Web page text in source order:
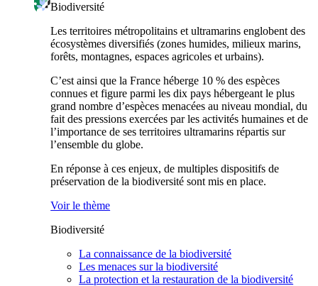
Biodiversité
Les territoires métropolitains et ultramarins englobent des
écosystèmes diversifiés (zones humides, milieux marins,
forêts, montagnes, espaces agricoles et urbains).
C’est ainsi que la France héberge 10 % des espèces
connues et figure parmi les dix pays hébergeant le plus
grand nombre d’espèces menacées au niveau mondial, du
fait des pressions exercées par les activités humaines et de
l’importance de ses territoires ultramarins répartis sur
l’ensemble du globe.
En réponse à ces enjeux, de multiples dispositifs de
préservation de la biodiversité sont mis en place.
Voir le thème
Biodiversité
La connaissance de la biodiversité
Les menaces sur la biodiversité
La protection et la restauration de la biodiversité